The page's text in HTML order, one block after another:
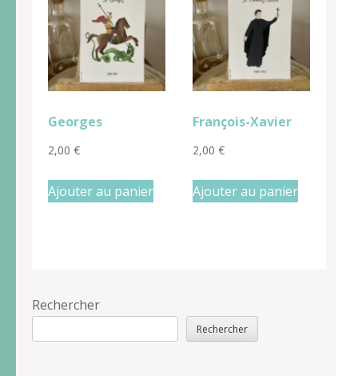
Georges
2,00 €
Ajouter au panier
François-Xavier
2,00 €
Ajouter au panier
Rechercher
Rechercher